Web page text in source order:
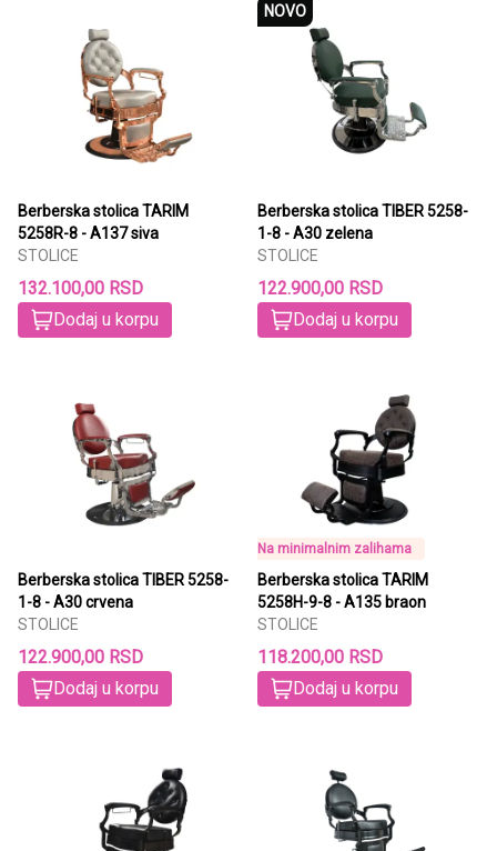
Berberska stolica TARIM
5258R-8 - A137 siva
STOLICE
132.100,00 RSD
Dodaj u korpu
NOVO
Berberska stolica TIBER 5258-
1-8 - A30 zelena
STOLICE
122.900,00 RSD
Dodaj u korpu
Berberska stolica TIBER 5258-
1-8 - A30 crvena
STOLICE
122.900,00 RSD
Dodaj u korpu
Na minimalnim zalihama
Berberska stolica TARIM
5258H-9-8 - A135 braon
STOLICE
118.200,00 RSD
Dodaj u korpu